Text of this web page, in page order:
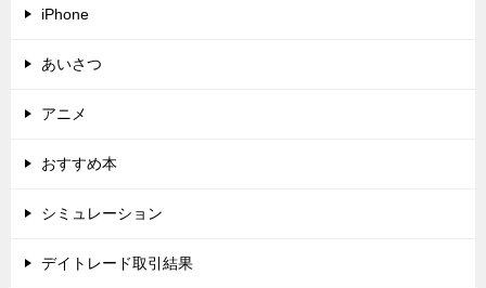
iPhone
あいさつ
アニメ
おすすめ本
シミュレーション
デイトレード取引結果